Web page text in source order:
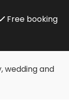
Free booking
wedding and